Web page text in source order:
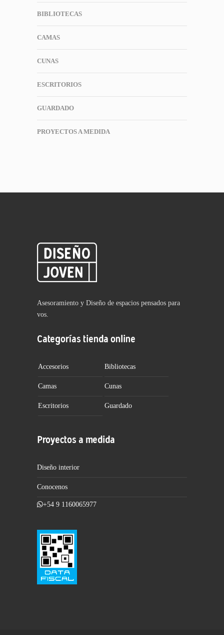
BIBLIOTECAS
CAMAS
CUNAS
ESCRITORIOS
GUARDADO
PROYECTOS A MEDIDA
Asesoramiento y Diseño de espacios pensados para
vos.
Categorías tienda online
Accesorios Bibliotecas
Camas Cunas
Escritorios Guardado
Proyectos a medida
Diseño interior
Conocenos
+54 9 1160065977